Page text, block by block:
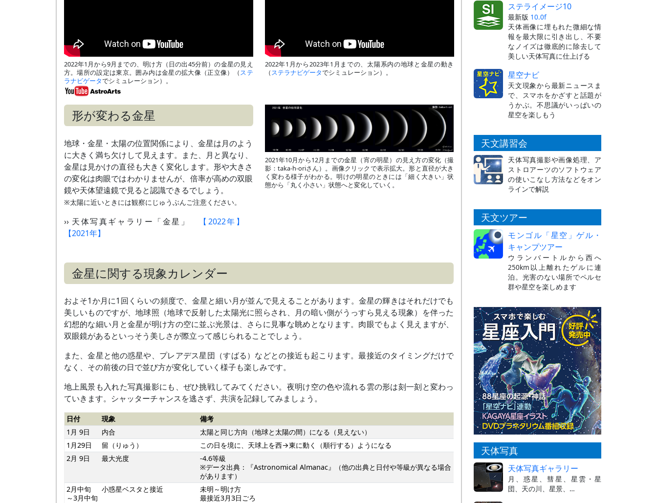
2022年1月から9月までの、明け方（日の出45分前）の金星の見え
方。場所の設定は東京。囲み内は金星の拡大像（正立像）（ステ
ラナビゲータでシミュレーション）。
2022年1月から2023年1月までの、太陽系内の地球と金星の動き
（ステラナビゲータでシミュレーション）。
形が変わる金星
地球・金星・太陽の位置関係により、金星は月のよう
に大きく満ち欠けして見えます。また、月と異なり、
金星は見かけの直径も大きく変化します。形や大きさ
の変化は肉眼ではわかりませんが、倍率が高めの双眼
鏡や天体望遠鏡で見ると認識できるでしょう。
※太陽に近いときには観察にじゅうぶんご注意ください。
›› 天体写真ギャラリー「金星」
【2022年】
【2021年】
2021年10月から12月までの金星（宵の明星）の見え方の変化（撮
影： taka-h-oriさん）。画像クリックで表示拡大。形と直径が大き
く変わる様子がわかる。明けの明星のときには「細く大きい」状
態から「丸く小さい」状態へと変化していく。
金星に関する現象カレンダー
およそ1か月に1回くらいの頻度で、金星と細い月が並んで見えることがあります。金星の輝きはそれだけでも
美しいものですが、地球照（地球で反射した太陽光に照らされ、月の暗い側がうっすら見える現象）を伴った
幻想的な細い月と金星が明け方の空に並ぶ光景は、さらに見事な眺めとなります。肉眼でもよく見えますが、
双眼鏡があるといっそう美しさが際立って感じられることでしょう。
また、金星と他の惑星や、プレアデス星団（すばる）などとの接近も起こります。最接近のタイミングだけで
なく、その前後の日で並び方が変化していく様子も楽しみです。
地上風景も入れた写真撮影にも、ぜひ挑戦してみてください。夜明け空の色や流れる雲の形は刻一刻と変わっ
ていきます。シャッターチャンスを逃さず、共演を記録してみましょう。
日付 現象
備考
1月 9日
内合
太陽と同じ方向（地球と太陽の間）になる（見えない）
1月29日
留（りゅう）
この日を境に、天球上を西→東に動く（順行する）ようになる
2月 9日
最大光度
-4.6等級
※データ出典：『Astronomical Almanac』（他の出典と日付や等級が異なる場合
があります）
2月中旬
～3月中旬
小惑星ベスタと接近
未明～明け方
最接近3月3日ごろ
ステライメージ10
最新版 10.0f
天体画像に埋もれた微細な情
報を最大限に引き出し、不要
なノイズは徹底的に除去して
美しい天体写真に仕上げる
星空ナビ
天文現象から最新ニュースま
で、スマホをかざすと話題が
うかぶ。不思議がいっぱいの
星空を楽しもう
天文講習会
天体写真撮影や画像処理、ア
ストロアーツのソフトウェア
の使いこなし方法などをオン
ラインで解説
天文ツアー
モンゴル「星空」ゲル・
キャンプツアー
ウランバートルから西へ
250km以上離れたゲルに連
泊。光害のない場所でペルセ
群や星空を楽しめます
天体写真
天体写真ギャラリー
月、惑星、彗星、星雲・星
団、天の川、星景、…